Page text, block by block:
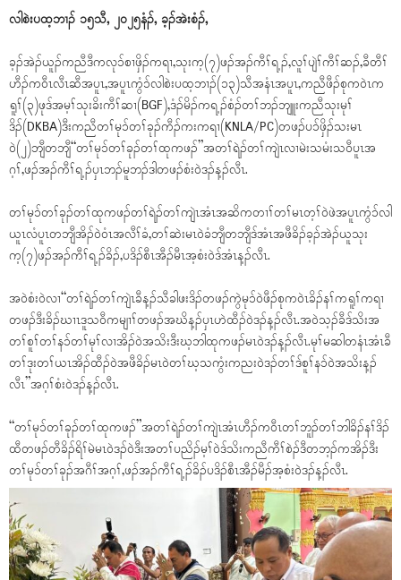
လါစဲးပထ့ဘၢၣ် ၁၅သီ, ၂၀၂၅နံၣ်, ခ့ၣ်အဲးစံၣ်,
ခ့ၣ်အဲၣ်ယူၣ်ကညီဒီကလုၥ်စၢဖှိၣ်ကရၢ,သုးက့(၇)ဖၣ်အၣ်ကီၢ်ရ့ၣ်,လူၢ်ပျဲၢ်ကီၢ်ဆၣ်,ခီတီၢ်
ဟီၣ်ကဝီၤလီၤဆီအပူၤ,အပူၤကွံၥ်လါစဲးပထ့ဘၢၣ်(၁၃)သီအနံၤအပူၤ,ကညီဖီၣ်စုကဝဲၤက
ရူၢ်(၃)ဖုဒ်အမ့ၢ်သုးခိးကီၢ်ဆၢ(BGF),ဒံၣ်မိၣ်ကရ့ၣ်စံၣ်တၢ်ဘၣ်ဘျူးကညီသုးမုၢ်
ဒိၣ်(DKBA)ဒီးကညီတၢ်မုၥ်တၢ်ခုၣ်ကီၣ်ကးကရၢ(KNLA/PC)တဖၣ်ပၥ်ဖှိၣ်သးမၤ
ဝဲ(၂)ဘျီတဘျီ“တၢ်မုၥ်တၢ်ခုၣ်တၢ်ထုကဖၣ်”အတၢ်ရဲၣ်တၢ်ကျဲၤလၢမဲးသမံးသဝီပူၤအ
ဂ့ၢ်,ဖၣ်အၣ်ကီၢ်ရ့ၣ်ပှၤဘၣ်မူဘၣ်ဒါတဖၣ်စံးဝဲဒၣ်န့ၣ်လီၤ.
တၢ်မုၥ်တၢ်ခုၣ်တၢ်ထုကဖၣ်တၢ်ရဲၣ်တၢ်ကျဲၤအံၤအဆိကတၢၢ်တၢ်မၤတ့ၢ်ဝဲဖဲအပူၤကွံၥ်လါ
ယူၤလံပူၤတဘျီအိၣ်ဝဲဝံၤအလီၢ်ခံ,တၢ်ဆဲးမၤဝဲခံဘျီတဘျီဒ်အံၤအဖီခိၣ်ခ့ၣ်အဲၣ်ယူသုး
က့(၇)ဖၣ်အၣ်ကီၢ်ရ့ၣ်ခိၣ်,ပဒိၣ်စီၤအီၣ်မီၤအ့စံးဝဲဒ်အံၤန့ၣ်လီၤ.
အဝဲစံးဝဲလၢ“တၢ်ရဲၣ်တၢ်ကျဲၤခီန့ၣ်သီခါဖးဒိၣ်တဖၣ်ကွဲမုၥ်ဝဲဖီၣ်စုကဝဲၤခိၣ်နၢ်ကရူၢ်ကရၢ
တဖၣ်ဒီးခိၣ်ဃၢၤဒူသဝီကမျၢၢ်တဖၣ်အဃိန့ၣ်ပှၤဟဲထီၣ်ဝဲဒၣ်န့ၣ်လီၤ.အဝဲသ့ၣ်ခီဒ်သိးအ
တၢ်စူၢ်တၢ်နၥ်တၢ်မုၢ်လၢအိၣ်ဝဲအသိးဒီးဃ့ဘါထုကဖၣ်မၤဝဲဒၣ်န့ၣ်လီၤ.မုၢ်မဆါတနံၤအံၤခီ
တၢ်ဒုးတၢ်ယၤအိၣ်ထီၣ်ဝဲအဖီခိၣ်မၤဝဲတၢ်ဃ့သကွံးကညးဝဲဒၣ်တၢ်ဒ်စူၢ်နၥ်ဝဲအသိးန့ၣ်
လီၤ”အဂ့ၢ်စံးဝဲဒၣ်န့ၣ်လီၤ.
“တၢ်မုၥ်တၢ်ခုၣ်တၢ်ထုကဖၣ်”အတၢ်ရဲၣ်တၢ်ကျဲၤအံၤဟီၣ်ကဝီၤတၢ်ဘူၣ်တၢ်ဘါခိၣ်နၢ်ဒိၣ်
ထီတဖၣ်တီခိၣ်ရိၢ်မဲမၤဝဲဒၣ်ဝဲဒီးအတၢ်ပညိၣ်မ့ၢ်ဝဲဒ်သိးကညီကီၢ်စဲၣ်ဒီတဘ့ၣ်ကအိၣ်ဒီး
တၢ်မုၥ်တၢ်ခုၣ်အဂီၢ်အဂ့ၢ်,ဖၣ်အၣ်ကီၢ်ရ့ၣ်ခိၣ်ပဒိၣ်စီၤအီၣ်မီၣ်အ့စံးဝဲဒၣ်န့ၣ်လီၤ.